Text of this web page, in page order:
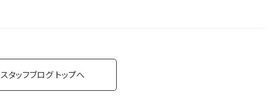
スタッフブログ トップへ